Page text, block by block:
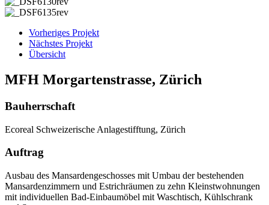
Vorheriges Projekt
Nächstes Projekt
Übersicht
MFH Morgartenstrasse, Zürich
Bauherrschaft
Ecoreal Schweizerische Anlagestifftung, Zürich
Auftrag
Ausbau des Mansardengeschosses mit Umbau der bestehenden
Mansardenzimmern und Estrichräumen zu zehn Kleinstwohnungen
mit individuellen Bad-Einbaumöbel mit Waschtisch, Kühlschrank